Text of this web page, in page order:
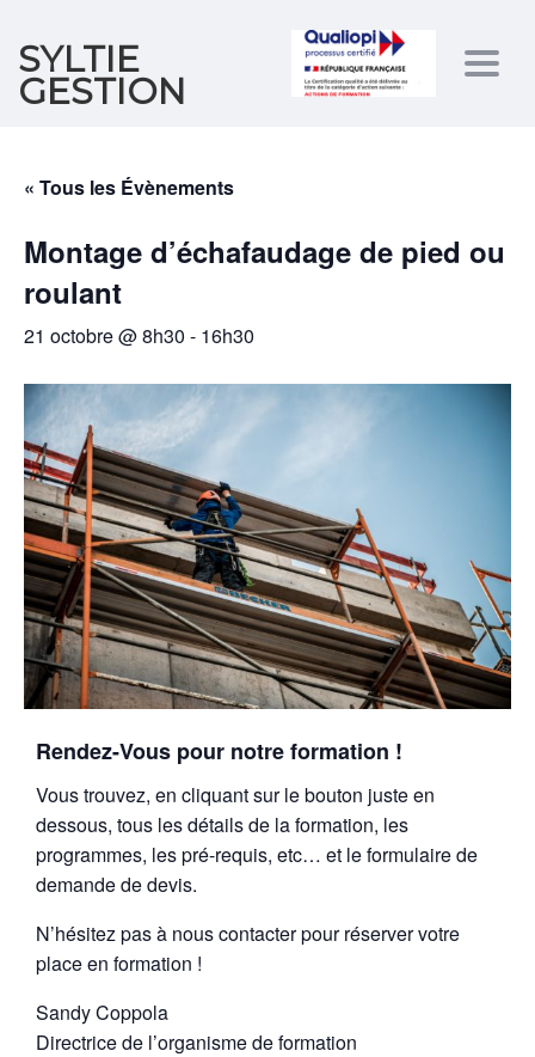
SYLTIE
GESTION
« Tous les Évènements
Montage d’échafaudage de pied ou
roulant
21 octobre @ 8h30 - 16h30
Rendez-Vous pour notre formation !
Vous trouvez, en cliquant sur le bouton juste en
dessous, tous les détails de la formation, les
programmes, les pré-requis, etc… et le formulaire de
demande de devis.
N’hésitez pas à nous contacter pour réserver votre
place en formation !
Sandy Coppola
Directrice de l’organisme de formation